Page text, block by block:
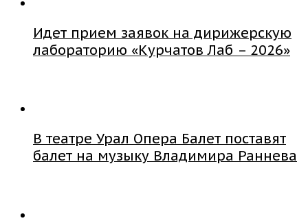
Идет прием заявок на дирижерскую
лабораторию «Курчатов Лаб – 2026»
В театре Урал Опера Балет поставят
балет на музыку Владимира Раннева